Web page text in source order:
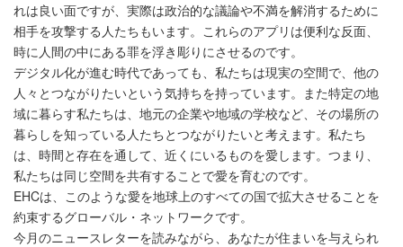
れは良い面ですが、実際は政治的な議論や不満を解消するために
相手を攻撃する人たちもいます。これらのアプリは便利な反面、
時に人間の中にある罪を浮き彫りにさせるのです。
デジタル化が進む時代であっても、私たちは現実の空間で、他の
人々とつながりたいという気持ちを持っています。また特定の地
域に暮らす私たちは、地元の企業や地域の学校など、その場所の
暮らしを知っている人たちとつながりたいと考えます。私たち
は、時間と存在を通して、近くにいるものを愛します。つまり、
私たちは同じ空間を共有することで愛を育むのです。
EHCは、このような愛を地球上のすべての国で拡大させることを
約束するグローバル・ネットワークです。
今月のニュースレターを読みながら、あなたが住まいを与えられ